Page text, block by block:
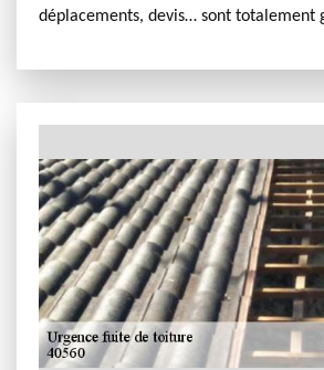
déplacements, devis… sont totalement